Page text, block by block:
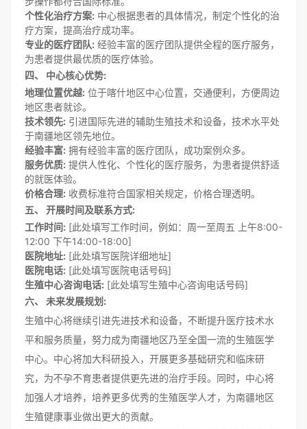
个性化治疗方案: 中心根据患者的具体情况，制定个性化的治
疗方案，提高治疗成功率。
专业的医疗团队: 经验丰富的医疗团队提供全程的医疗服务，
为患者提供最优质的医疗体验。
四、 中心核心优势:
地理位置优越: 位于喀什地区中心位置，交通便利，方便周边
地区患者就诊。
技术领先: 引进国际先进的辅助生殖技术和设备，技术水平处
于南疆地区领先地位。
经验丰富: 拥有经验丰富的医疗团队，成功案例众多。
服务优质: 提供人性化、个性化的医疗服务，为患者提供舒适
的就医体验。
价格合理: 收费标准符合国家相关规定，价格合理透明。
五、 开展时间及联系方式:
工作时间: [此处填写工作时间，例如：周一至周五 上午8:00-
12:00 下午14:00-18:00]
医院地址: [此处填写医院详细地址]
医院电话: [此处填写医院电话号码]
生殖中心咨询电话: [此处填写生殖中心咨询电话号码]
六、 未来发展规划:
生殖中心将继续引进先进技术和设备，不断提升医疗技术水
平和服务质量，努力成为南疆地区乃至全国一流的生殖医学
中心。中心将加大科研投入，开展更多基础研究和临床研
究，为不孕不育患者提供更先进的治疗手段。同时，中心将
加强人才培养，培养更多优秀的生殖医学人才，为南疆地区
生殖健康事业做出更大的贡献。